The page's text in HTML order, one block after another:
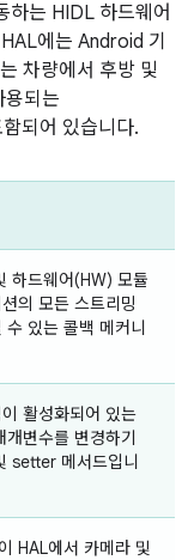
하는 HIDL 하드웨어
에는 Android 기
차량에서 후방 및
용되는
되어 있습니다.
하드웨어(HW) 모듈
의 모든 스트리밍
수 있는 콜백 메커니
활성화되어 있는
개변수를 변경하기
setter 메서드입니
HAL에서 카메라 및